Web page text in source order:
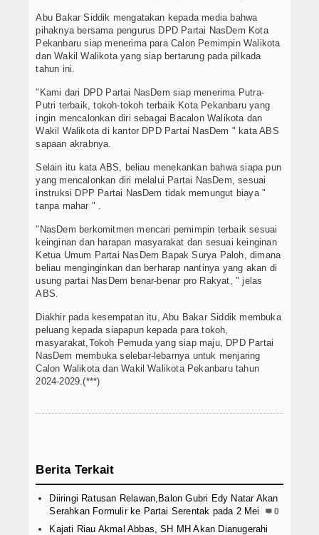
Abu Bakar Siddik mengatakan kepada media bahwa
pihaknya bersama pengurus DPD Partai NasDem Kota
Pekanbaru siap menerima para Calon Pemimpin Walikota
dan Wakil Walikota yang siap bertarung pada pilkada
tahun ini.
"Kami dari DPD Partai NasDem siap menerima Putra-
Putri terbaik, tokoh-tokoh terbaik Kota Pekanbaru yang
ingin mencalonkan diri sebagai Bacalon Walikota dan
Wakil Walikota di kantor DPD Partai NasDem " kata ABS
sapaan akrabnya.
Selain itu kata ABS, beliau menekankan bahwa siapa pun
yang mencalonkan diri melalui Partai NasDem, sesuai
instruksi DPP Partai NasDem tidak memungut biaya "
tanpa mahar " .
"NasDem berkomitmen mencari pemimpin terbaik sesuai
keinginan dan harapan masyarakat dan sesuai keinginan
Ketua Umum Partai NasDem Bapak Surya Paloh, dimana
beliau menginginkan dan berharap nantinya yang akan di
usung partai NasDem benar-benar pro Rakyat, " jelas
ABS.
Diakhir pada kesempatan itu, Abu Bakar Siddik membuka
peluang kepada siapapun kepada para tokoh,
masyarakat,Tokoh Pemuda yang siap maju, DPD Partai
NasDem membuka selebar-lebarnya untuk menjaring
Calon Walikota dan Wakil Walikota Pekanbaru tahun
2024-2029.(***)
Berita Terkait
Diiringi Ratusan Relawan,Balon Gubri Edy Natar Akan
Serahkan Formulir ke Partai Serentak pada 2 Mei
0
Kajati Riau Akmal Abbas, SH MH Akan Dianugerahi